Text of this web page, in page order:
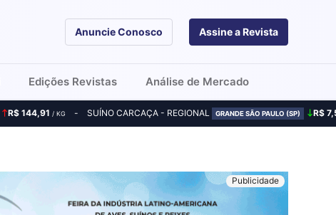
Anuncie Conosco Assine a Revista
Edições Revistas Análise de Mercado
R$ 144,91 / KG SUÍNO CARCAÇA - REGIONAL GRANDE SÃO PAULO (SP) R$